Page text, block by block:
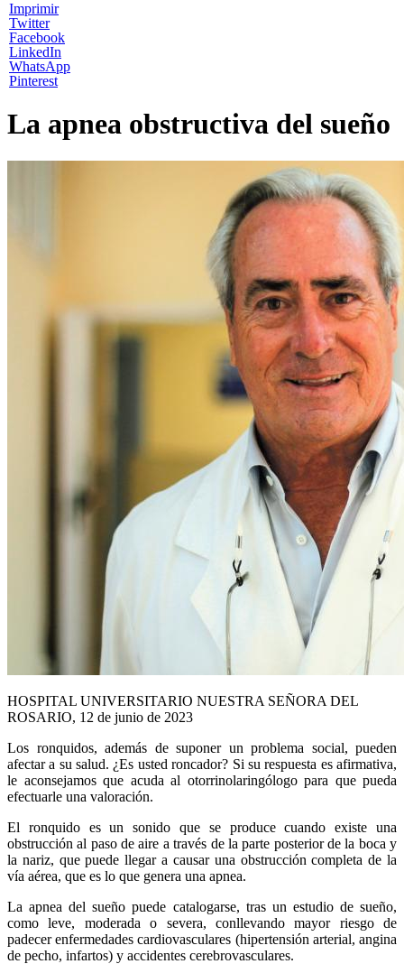
Imprimir
Twitter
Facebook
LinkedIn
WhatsApp
Pinterest
La apnea obstructiva del sueño
HOSPITAL UNIVERSITARIO NUESTRA SEÑORA DEL
ROSARIO, 12 de junio de 2023
Los ronquidos, además de suponer un problema social, pueden
afectar a su salud. ¿Es usted roncador? Si su respuesta es afirmativa,
le aconsejamos que acuda al otorrinolaringólogo para que pueda
efectuarle una valoración.
El ronquido es un sonido que se produce cuando existe una
obstrucción al paso de aire a través de la parte posterior de la boca y
la nariz, que puede llegar a causar una obstrucción completa de la
vía aérea, que es lo que genera una apnea.
La apnea del sueño puede catalogarse, tras un estudio de sueño,
como leve, moderada o severa, conllevando mayor riesgo de
padecer enfermedades cardiovasculares (hipertensión arterial, angina
de pecho, infartos) y accidentes cerebrovasculares.